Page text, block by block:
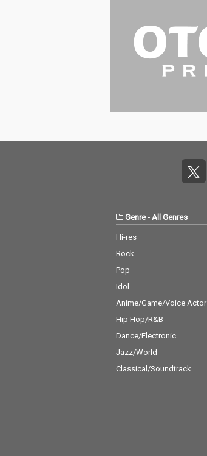
Genre- All Genres
Hi-res
Rock
Pop
Idol
Anime/Game/Voice Actor
Hip Hop/R&B
Dance/Electronic
Jazz/World
Classical/Soundtrack